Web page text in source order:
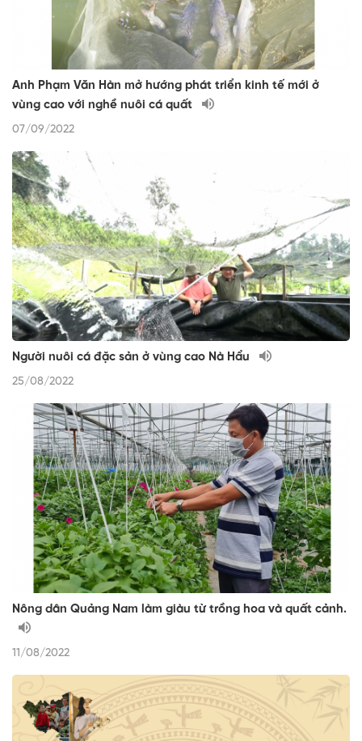
Anh Phạm Văn Hàn mở hướng phát triển kinh tế mới ở
vùng cao với nghề nuôi cá quất
07/09/2022
Người nuôi cá đặc sản ở vùng cao Nà Hẩu
25/08/2022
Nông dân Quảng Nam làm giàu từ trồng hoa và quất cảnh.
11/08/2022